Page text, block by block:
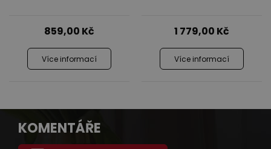
859,00 Kč
Více informací
1 779,00 Kč
Více informací
KOMENTÁŘE